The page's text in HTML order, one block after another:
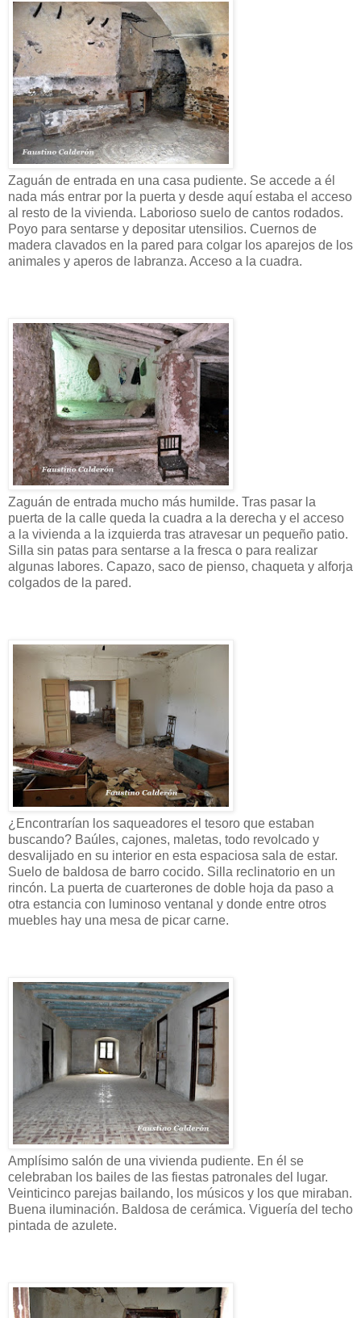
Zaguán de entrada en una casa pudiente. Se accede a él
nada más entrar por la puerta y desde aquí estaba el acceso
al resto de la vivienda. Laborioso suelo de cantos rodados.
Poyo para sentarse y depositar utensilios. Cuernos de
madera clavados en la pared para colgar los aparejos de los
animales y aperos de labranza. Acceso a la cuadra.
Zaguán de entrada mucho más humilde. Tras pasar la
puerta de la calle queda la cuadra a la derecha y el acceso
a la vivienda a la izquierda tras atravesar un pequeño patio.
Silla sin patas para sentarse a la fresca o para realizar
algunas labores. Capazo, saco de pienso, chaqueta y alforja
colgados de la pared.
¿Encontrarían los saqueadores el tesoro que estaban
buscando? Baúles, cajones, maletas, todo revolcado y
desvalijado en su interior en esta espaciosa sala de estar.
Suelo de baldosa de barro cocido. Silla reclinatorio en un
rincón. La puerta de cuarterones de doble hoja da paso a
otra estancia con luminoso ventanal y donde entre otros
muebles hay una mesa de picar carne.
Amplísimo salón de una vivienda pudiente. En él se
celebraban los bailes de las fiestas patronales del lugar.
Veinticinco parejas bailando, los músicos y los que miraban.
Buena iluminación. Baldosa de cerámica. Viguería del techo
pintada de azulete.